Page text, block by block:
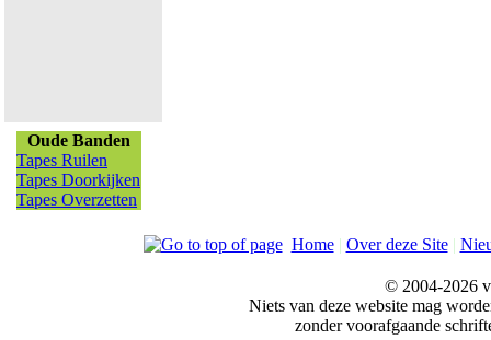
Oude Banden
Tapes Ruilen
Tapes Doorkijken
Tapes Overzetten
Home| Over deze Site|
© 2004-2026
Niets van deze website mag
zonder voorafgaande